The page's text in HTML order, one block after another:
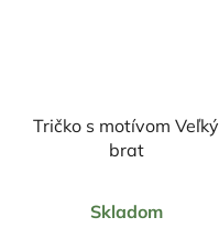
Tričko s motívom Veľký
brat
hodnotenie
Skladom